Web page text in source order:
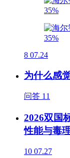
8 07.24
为什么感
问答 11
2026双国
性能与毒
10 07.27